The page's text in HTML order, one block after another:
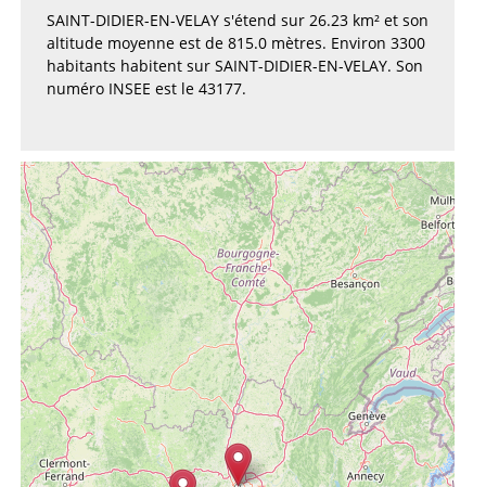
SAINT-DIDIER-EN-VELAY s'étend sur 26.23 km² et son
altitude moyenne est de 815.0 mètres. Environ 3300
habitants habitent sur SAINT-DIDIER-EN-VELAY. Son
numéro INSEE est le 43177.